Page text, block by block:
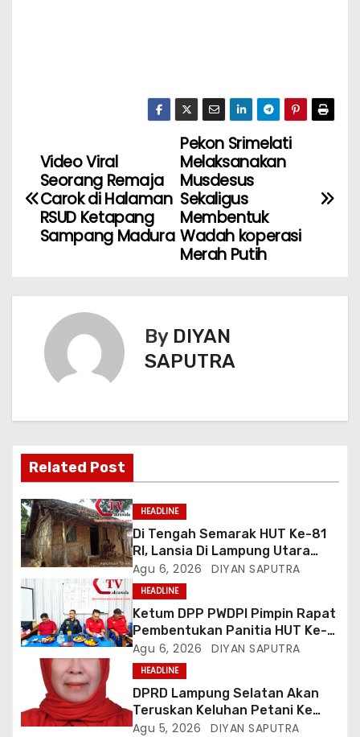
Pekon Srimelati
Melaksanakan
Musdesus
Sekaligus
Membentuk
Wadah koperasi
Merah Putih
Video Viral
Seorang Remaja
Carok di Halaman
RSUD Ketapang
Sampang Madura
By DIYAN
SAPUTRA
Related Post
HEADLINE
Di Tengah Semarak HUT Ke-81
RI, Lansia Di Lampung Utara
Hidup Memprihatinkan
Agu 6, 2026 DIYAN SAPUTRA
HEADLINE
Ketum DPP PWDPI Pimpin Rapat
Pembentukan Panitia HUT Ke-4,
Berikut Susunan Dan Rangkaian
Kegiatannya
Agu 6, 2026 DIYAN SAPUTRA
HEADLINE
DPRD Lampung Selatan Akan
Teruskan Keluhan Petani Ke
Dinas Terkait, Minta Audit
Agu 5, 2026 DIYAN SAPUTRA